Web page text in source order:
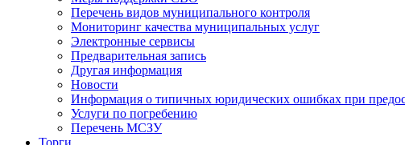
Перечень видов муниципального контроля
Мониторинг качества муниципальных услуг
Электронные сервисы
Предварительная запись
Другая информация
Новости
Информация о типичных юридических ошибках при
Услуги по погребению
Перечень МСЗУ
Торги